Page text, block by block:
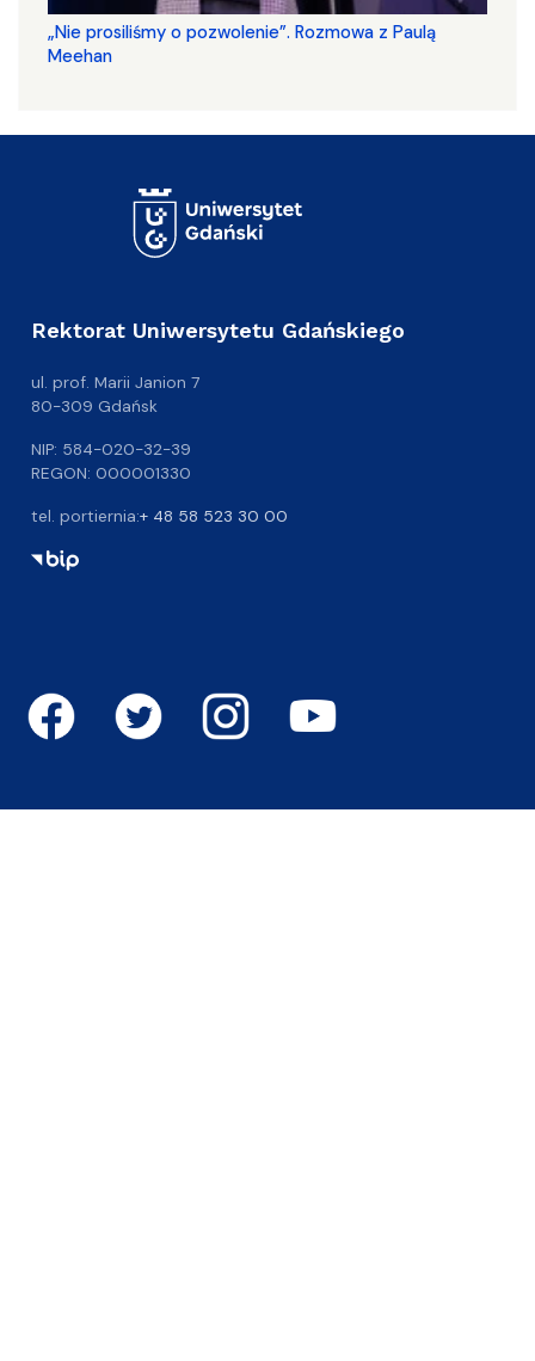
„Nie prosiliśmy o pozwolenie”. Rozmowa z Paulą
Meehan
Rektorat Uniwersytetu Gdańskiego
ul. prof. Marii Janion 7
80-309 Gdańsk
NIP: 584-020-32-39
REGON: 000001330
tel. portiernia:+ 48 58 523 30 00